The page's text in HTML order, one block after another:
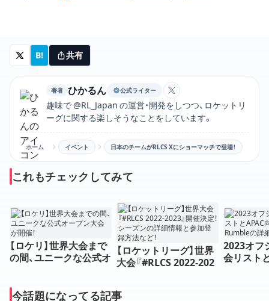
B! 共有
著者 ひかるん 公式ライター
ひかるんのXアカウン
趣味で @RL_Japan の運営・開発をしつつ、ロケットリ
ーグに関する楽しそうなことをしています。
ホーム イベント 日本のチームがRLCS Xにショーマッチで登場！
これもチェックしてみて
【ロケリ】世界大会まで
の間、ユニークな公式オ
【ロケットリーグ】世界
大会『#RLCS 2022-202
法など！
2023オフ
会リスト
今話題になってる記事